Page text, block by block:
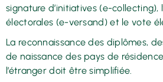
signature d’initiatives (e-collecting),
électorales (e-versand) et le vote
La reconnaissance des diplômes,
de naissance des pays de
l’étranger doit être simplifiée.